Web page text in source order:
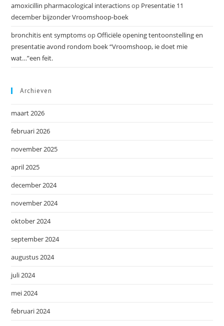
amoxicillin pharmacological interactionsop Presentatie 11
december bijzonder Vroomshoop-boek
bronchitis ent symptomsopOfficiële opening tentoonstelling en
presentatie avond rondom boek “Vroomshoop, ie doet mie
wat…”een feit.
Archieven
maart 2026
februari 2026
november 2025
april 2025
december 2024
november 2024
oktober 2024
september 2024
augustus 2024
juli 2024
mei 2024
februari 2024